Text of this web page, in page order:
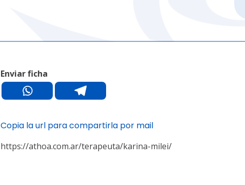
Enviar ficha
Copia la url para compartirla por mail
https://athoa.com.ar/terapeuta/karina-milei/